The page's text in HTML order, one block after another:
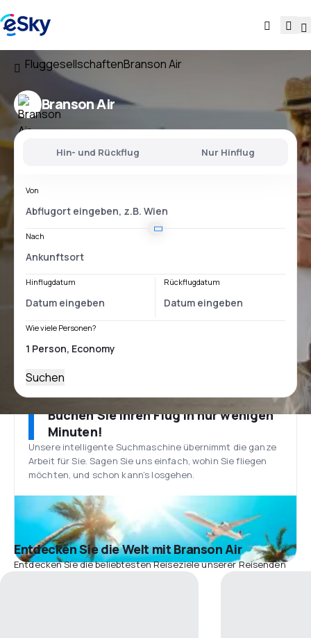
FluggesellschaftenBranson Air
Branson Air
Hin- und Rückflug Nur Hinflug
Von
Nach
Hinflugdatum Rückflugdatum
Wie viele Personen?
Suchen
Buchen Sie Ihren Flug in nur wenigen
Minuten!
Unsere intelligente Suchmaschine übernimmt die ganze
Arbeit für Sie. Sagen Sie uns einfach, wohin Sie fliegen
möchten, und schon kann’s losgehen.
Entdecken Sie die Welt mit Branson Air
Entdecken Sie die beliebtesten Reiseziele unserer Reisenden